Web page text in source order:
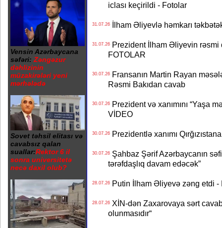
Vensin Azərbaycana
səfəri: Zəngəzur
dəhlizinin
müzakirələri yeni
mərhələdə
Sovet təhsil elitası və
cavabsız qalan
suallar:Rektor 6 il
sonra universitetə
necə daxil olub?
iclası keçirildi - Fotolar
31.07.26İlham Əliyevlə həmkarı
31.07.26Prezident İlham Əliyevin rəsmi
FOTOLAR
30.07.26Fransanın Martin Rayan
Rəsmi Bakıdan cavab
30.07.26Prezident və xanımını “Yaşa
VİDEO
30.07.26Prezidentlə xanımı
30.07.26Şahbaz Şərif Azərbaycanın
tərəfdaşlıq davam edəcək”
28.07.26Putin İlham Əliyevə zəng etdi -
28.07.26XİN-dən Zaxarovaya sərt
olunmasıdır“